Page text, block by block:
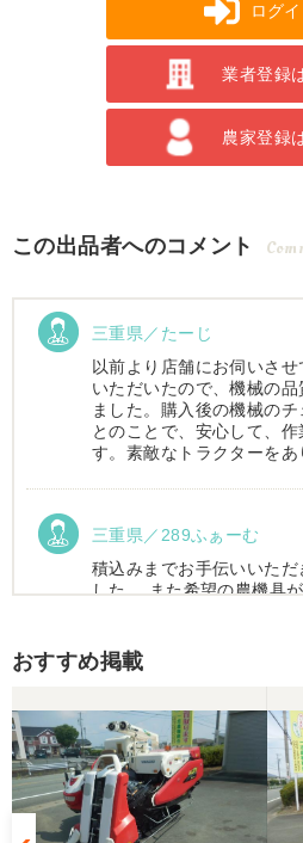
ログ
業者登録
農家登録
この出品者へのコメント
三重県／たーじ
以前より店舗にお伺いさ
いただいたので、機械の
ました。購入後の機械の
とのことで、安心して、
す。素敵なトラクターをあ
三重県／289ふぁーむ
積込みまでお手伝いいた
した。 また希望の農機具
この度はお世話になりま
よろしくお願いします。
三重県／ユウスケ
おすすめ掲載